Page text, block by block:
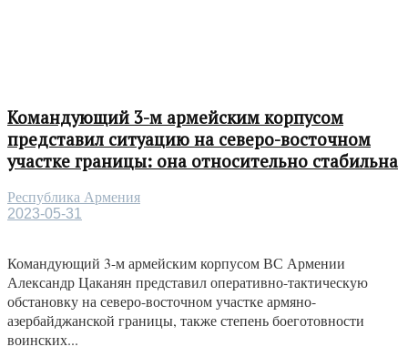
Командующий 3-м армейским корпусом
представил ситуацию на северо-восточном
участке границы: она относительно стабильна
Республика Армения
2023-05-31
Командующий 3-м армейским корпусом ВС Армении
Александр Цаканян представил оперативно-тактическую
обстановку на северо-восточном участке армяно-
азербайджанской границы, также степень боеготовности
воинских...